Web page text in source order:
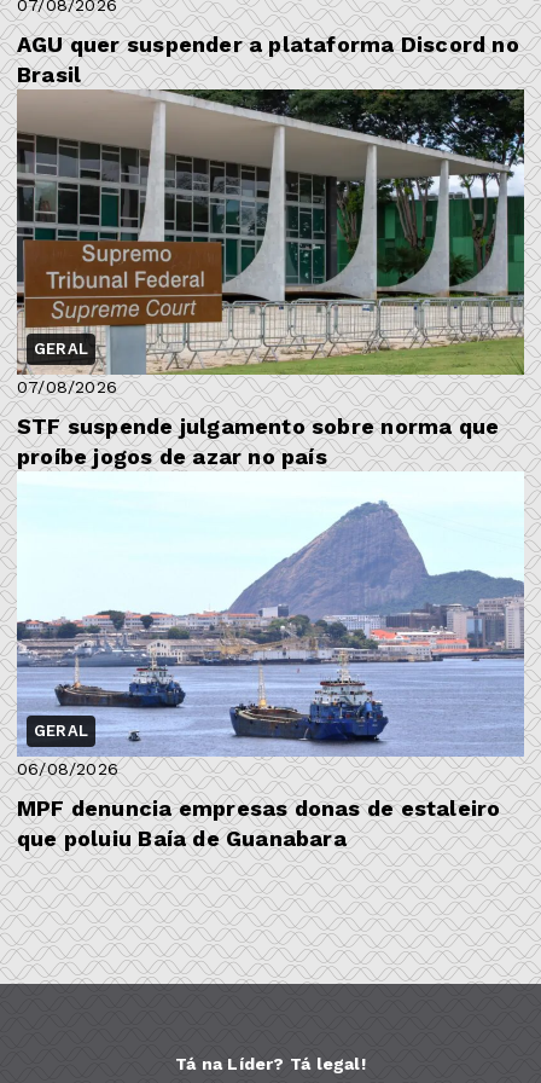
07/08/2026
AGU quer suspender a plataforma Discord no
Brasil
GERAL
07/08/2026
STF suspende julgamento sobre norma que
proíbe jogos de azar no país
GERAL
06/08/2026
MPF denuncia empresas donas de estaleiro
que poluiu Baía de Guanabara
Tá na Líder? Tá legal!